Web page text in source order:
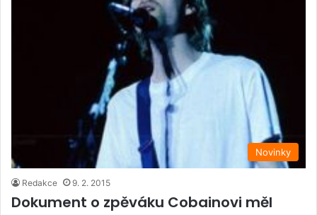
Novinky
Redakce 9. 2. 2015
Dokument o zpěváku Cobainovi měl